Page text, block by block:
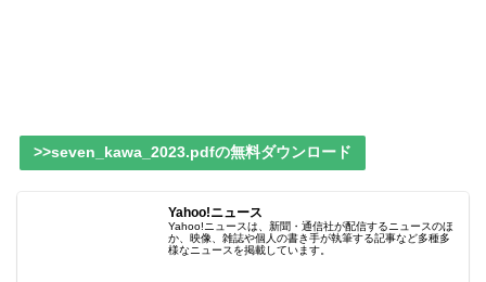
>>seven_kawa_2023.pdfの無料ダウンロード
Yahoo!ニュース
Yahoo!ニュースは、新聞・通信社が配信するニュースのほ
か、映像、雑誌や個人の書き手が執筆する記事など多種多
様なニュースを掲載しています。